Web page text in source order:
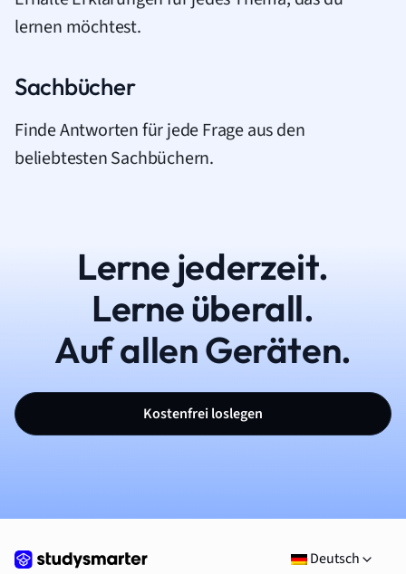
lernen möchtest.
Sachbücher
Finde Antworten für jede Frage aus den
beliebtesten Sachbüchern.
Lerne jederzeit.
Lerne überall.
Auf allen Geräten.
Kostenfrei loslegen
Deutsch